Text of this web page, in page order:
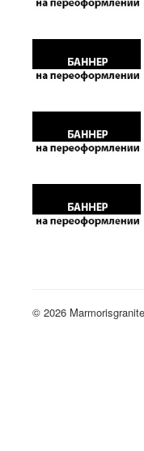
© 2026 Marmorisgranite